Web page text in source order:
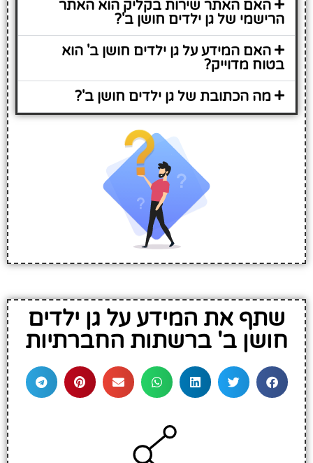
האם האתר שירות בקליק הוא האתר
הרישמי של גן ילדים חושן ב'?
האם המידע על גן ילדים חושן ב' הוא
בטוח מדוייק?
מה הכתובת של גן ילדים חושן ב'?
שתף את המידע על גן ילדים
חושן ב' ברשתות החברתיות